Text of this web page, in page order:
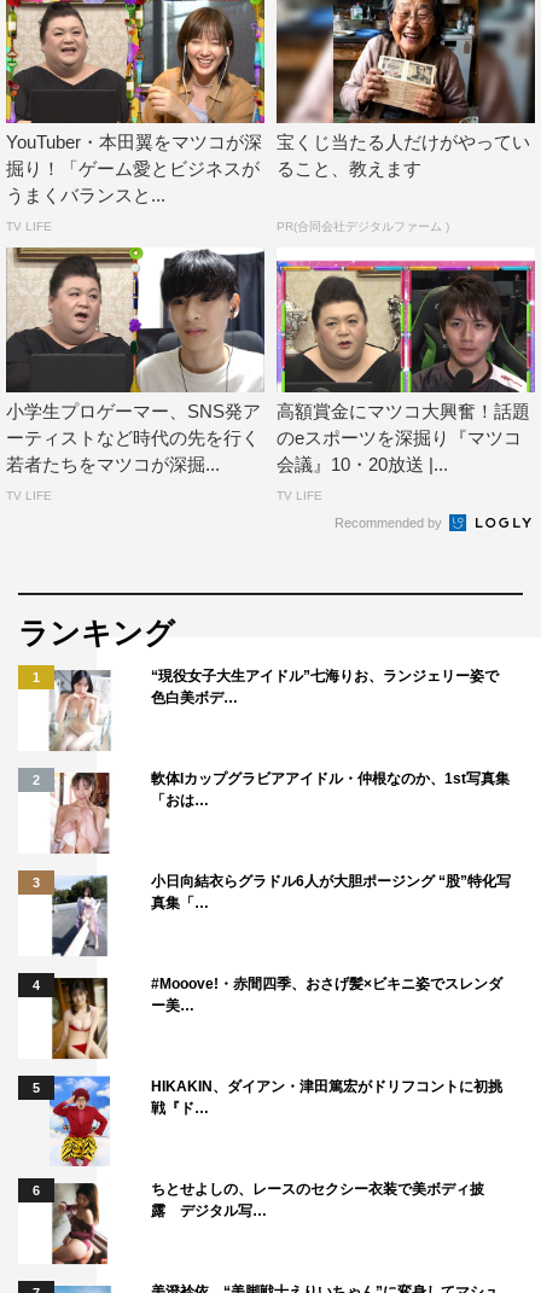
日本テレビ系
2020年10月10日（土）後11・00～11・30
マツコ・デラックス
YouTuber・本田翼をマツコが深
掘り！「ゲーム愛とビジネスが
うまくバランスと...
TV LIFE
宝くじ当たる人だけがやってい
ること、教えます
PR(合同会社デジタルファーム )
小学生プロゲーマー、SNS発ア
ーティストなど時代の先を行く
若者たちをマツコが深掘...
TV LIFE
高額賞金にマツコ大興奮！話題
のeスポーツを深掘り『マツコ
会議』10・20放送 |...
TV LIFE
Recommended by
ランキング
1
“現役女子大生アイドル”七海りお、ランジェリー姿で
色白美ボデ…
2
軟体Iカップグラビアアイドル・仲根なのか、1st写真集
「おは…
3
小日向結衣らグラドル6人が大胆ポージング “股”特化写
真集「…
4
#Mooove!・赤間四季、おさげ髪×ビキニ姿でスレンダ
ー美…
5
HIKAKIN、ダイアン・津田篤宏がドリフコントに初挑
戦『ド…
6
ちとせよしの、レースのセクシー衣装で美ボディ披
露 デジタル写…